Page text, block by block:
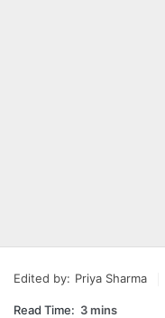
Edited by: Priya Sharma
Read Time: 3 mins